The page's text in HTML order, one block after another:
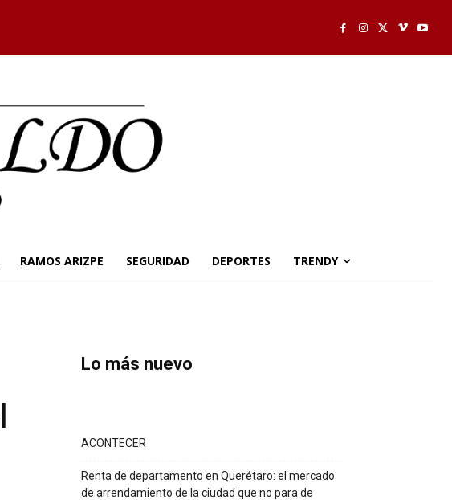
RAMOS ARIZPE SEGURIDAD DEPORTES TRENDY
Lo más nuevo
ACONTECER
Renta de departamento en Querétaro: el mercado
de arrendamiento de la ciudad que no para de